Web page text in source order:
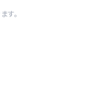
す。